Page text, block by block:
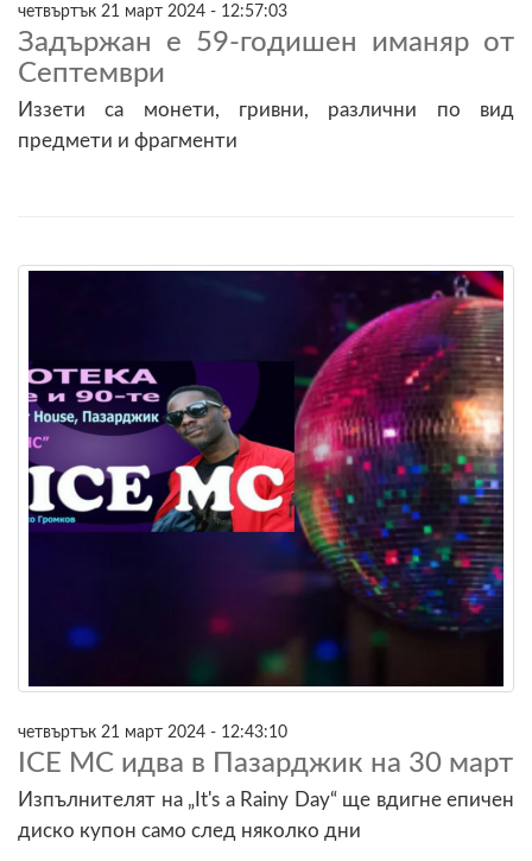
четвъртък 21 март 2024 - 12:57:03
Задържан е 59-годишен иманяр от
Септември
Иззети са монети, гривни, различни по вид
предмети и фрагменти
четвъртък 21 март 2024 - 12:43:10
ICE MC идва в Пазарджик на 30 март
Изпълнителят на „It's a Rainy Day“ ще вдигне епичен
диско купон само след няколко дни